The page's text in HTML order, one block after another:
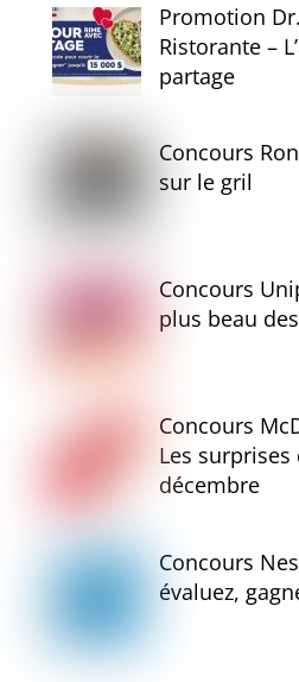
Promotion
Ristorante –
partage
Concours
sur le gril
Concours
plus beau
Concours
Les surprises
décembre
Concours
évaluez,